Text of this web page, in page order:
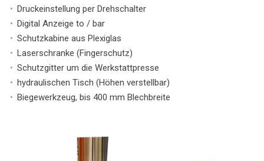
Druckeinstellung per Drehschalter
Digital Anzeige to / bar
Schutzkabine aus Plexiglas
Laserschranke (Fingerschutz)
Schutzgitter um die Werkstattpresse
hydraulischen Tisch (Höhen verstellbar)
Biegewerkzeug, bis 400 mm Blechbreite